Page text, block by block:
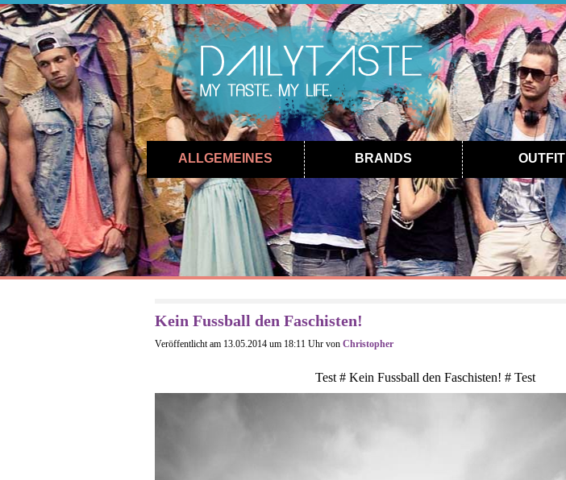
ALLGEMEINES BRANDS OUTFIT
Kein Fussball den Faschisten!
Veröffentlicht am 13.05.2014 um 18:11 Uhr von Christopher
Test # Kein Fussball den Faschisten! # Test